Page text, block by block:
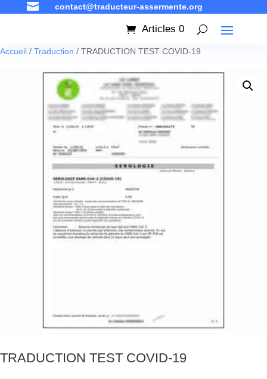
 contact@traducteur-assermente.org
Articles 0
Accueil / Traduction / TRADUCTION TEST COVID-19
TRADUCTION TEST COVID-19